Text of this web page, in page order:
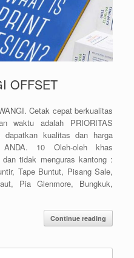
OFFSET
Cetak cepat berkualitas
waktu adalah PRIORITAS
kualitas dan harga
10 Oleh-oleh khas
tidak menguras kantong :
Tape Buntut, Pisang Sale,
Pia Glenmore, Bungkuk,
Continue reading